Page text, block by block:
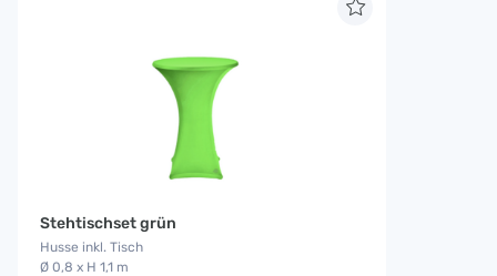
Stehtischset grün
Husse inkl. Tisch
Ø 0,8 x H 1,1 m